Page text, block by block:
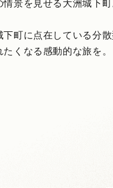
景を見せる大洲城下町
町に点在している分散
くなる感動的な旅を。